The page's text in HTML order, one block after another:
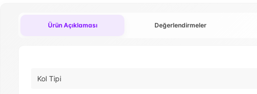
Ürün Açıklaması Değerlendirmeler
Kol Tipi